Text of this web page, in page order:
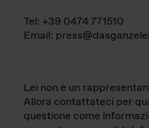
Tel: +39 0474 771510
Email:
Lei non è un
Allora contattateci per
questione come